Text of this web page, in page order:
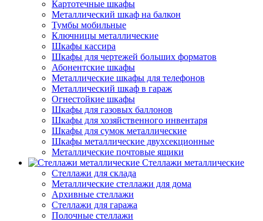
Картотечные шкафы
Металлический шкаф на балкон
Тумбы мобильные
Ключницы металлические
Шкафы кассира
Шкафы для чертежей больших форматов
Абонентские шкафы
Металлические шкафы для телефонов
Металлический шкаф в гараж
Огнестойкие шкафы
Шкафы для газовых баллонов
Шкафы для хозяйственного инвентаря
Шкафы для сумок металлические
Шкафы металлические двухсекционные
Металлические почтовые ящики
Стеллажи металлические
Стеллажи для склада
Металлические стеллажи для дома
Архивные стеллажи
Стеллажи для гаража
Полочные стеллажи